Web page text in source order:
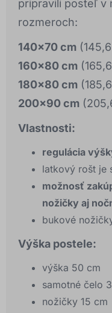
pripravili posteľ v
rozmeroch:
140x70 cm
160x80 cm
180x80 cm
200x90 cm
Vlastnosti:
regulácia
latkový rošt je
možnosť
nožičky aj
bukové
Výška postele:
výška 50 cm
samotné čelo
nožičky 15 cm